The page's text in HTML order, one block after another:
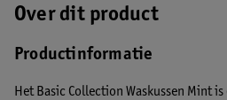
Over dit product
Productinformatie
Het Basic Collection Waskussen Mint